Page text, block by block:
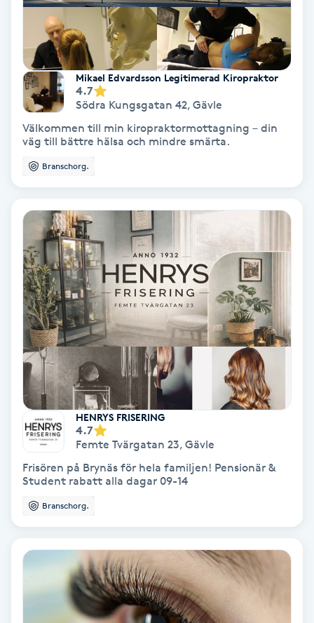
Naglar reparation
Naprapati
Navelpiercing
NBE-massage
Ny frisyr
Olaplex
Olaplexbehandling
Ombre
Ombre brows
Ombre naglar
Optiker
Ortobionomi
Ortopedi
Paraffinbehandling
Mikael Edvardsson Legitimerad Kiropraktor
4.7
Södra Kungsgatan 42, Gävle
Välkommen till min kiropraktormottagning – din
väg till bättre hälsa och mindre smärta.
Branschorg.
HENRYS FRISERING
4.7
Femte Tvärgatan 23, Gävle
Frisören på Brynäs för hela familjen! Pensionär &
Student rabatt alla dagar 09-14
Branschorg.